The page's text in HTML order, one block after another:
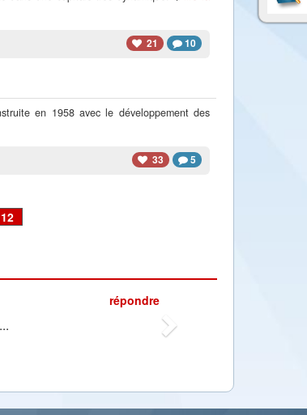
21 10
en 1958 avec le développement des
33 5
12
répondre